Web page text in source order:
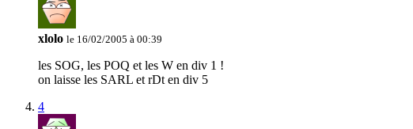
xlolo le 16/02/2005 à 00:39
les SOG, les POQ et les W en div 1 !
on laisse les SARL et rDt en div 5
4